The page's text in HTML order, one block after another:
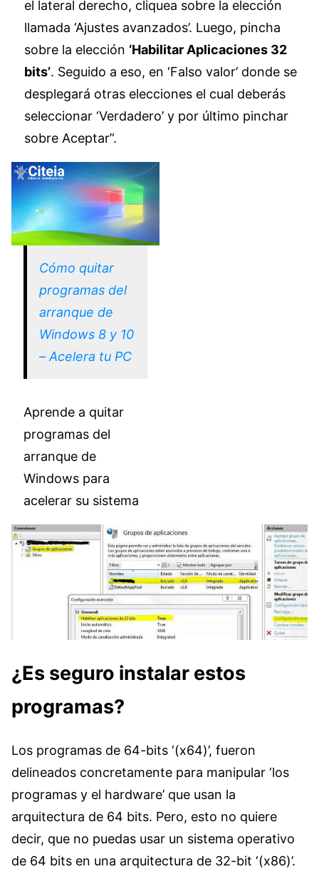
el lateral derecho, cliquea sobre la elección
llamada ‘Ajustes avanzados’. Luego, pincha
sobre la elección ‘Habilitar Aplicaciones 32
bits’. Seguido a eso, en ‘Falso valor’ donde se
desplegará otras elecciones el cual deberás
seleccionar ‘Verdadero’ y por último pinchar
sobre Aceptar”.
Cómo quitar
programas del
arranque de
Windows 8 y 10
– Acelera tu PC
Aprende a quitar
programas del
arranque de
Windows para
acelerar su sistema
¿Es seguro instalar estos
programas?
Los programas de 64-bits ‘(x64)’, fueron
delineados concretamente para manipular ‘los
programas y el hardware’ que usan la
arquitectura de 64 bits. Pero, esto no quiere
decir, que no puedas usar un sistema operativo
de 64 bits en una arquitectura de 32-bit ‘(x86)’.